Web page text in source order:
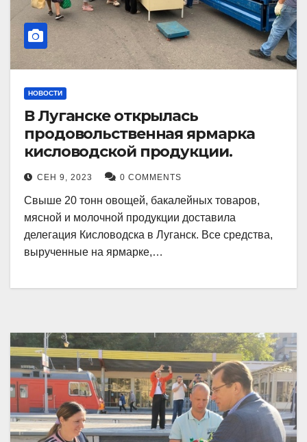
НОВОСТИ
В Луганске открылась
продовольственная ярмарка
кисловодской продукции.
СЕН 9, 2023 0 COMMENTS
Свыше 20 тонн овощей, бакалейных товаров,
мясной и молочной продукции доставила
делегация Кисловодска в Луганск. Все средства,
вырученные на ярмарке,…